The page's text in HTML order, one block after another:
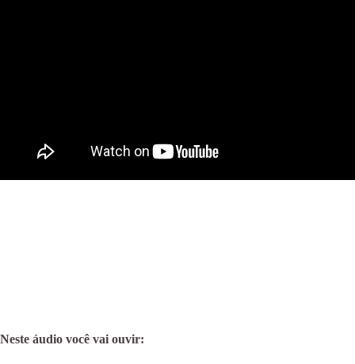
Neste áudio você vai ouvir: